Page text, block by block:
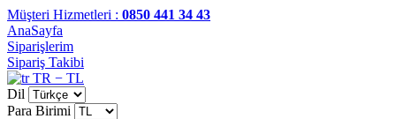
Müşteri Hizmetleri : 0850 441 34 43
AnaSayfa
Siparişlerim
Sipariş Takibi
TR − TL
Dil
Para Birimi